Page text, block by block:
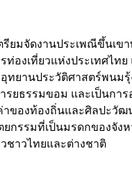
รียมจัดงานประเพณีขึ้นเข
ท่องเที่ยวแห่งประเทศไ
ทยานประวัติศาสตร์พนมรุ้
รยธรรมขอม และเป็นก
ของท้องถิ่นและศิลปะวัฒ
ยกรรมที่เป็นมรดกของจั
ชาวไทยและต่างชาติ